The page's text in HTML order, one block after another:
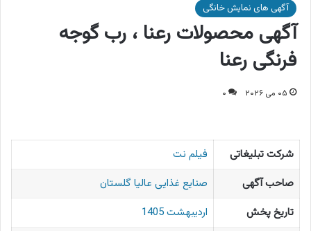
آگهی های نمایش خانگی
آگهی محصولات رعنا ، رب گوجه
فرنگی رعنا
۰۵ می ۲۰۲۶ ۰
شرکت تبلیغاتی
فیلم نت
صاحب آگهی
صنایع غذایی عالیا گلستان
تاریخ پخش
اردیبهشت 1405